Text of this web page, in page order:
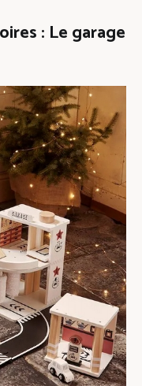
: Le garage